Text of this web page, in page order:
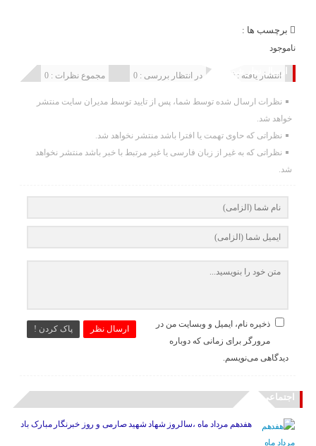
برچسب ها :
ناموجود
ارسال نظر شما مجموع نظرات : 0 در انتظار بررسی : 0 انتشار یافته : 0
نظرات ارسال شده توسط شما، پس از تایید توسط مدیران سایت منتشر
خواهد شد.
نظراتی که حاوی تهمت یا افترا باشد منتشر نخواهد شد.
نظراتی که به غیر از زبان فارسی یا غیر مرتبط با خبر باشد منتشر نخواهد
شد.
ارسال نظر پاک کردن !
ذخیره نام، ایمیل و وبسایت من در
مرورگر برای زمانی که دوباره
دیدگاهی می‌نویسم.
اجتماعی
هفدهم مرداد ماه ،سالروز شهاد شهید صارمی و روز خبرنگار مبارک باد